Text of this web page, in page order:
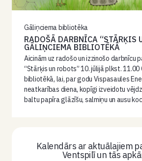
Gāliņciema bibliotēka
RADOŠĀ DARBNĪCA “STĀRĶIS
GĀLIŅCIEMA BIBLIOTĒKĀ
Aicinām uz radošo un izzinošo darbnīcu
“Stārķis un robots” 10. jūlijā plkst. 11.00
bibliotēkā, lai, par godu Vispasaules
neatkarības diena, kopīgi izveidotu
baltu papīra glāzīšu, salmiņu un ausu
Kalendārs ar aktuālajiem
Ventspilī un tās